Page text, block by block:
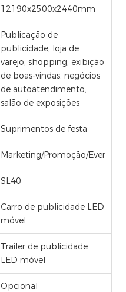
12190x2500x2440mm
Publicação de
publicidade, loja de
varejo, shopping, exibição
de boas-vindas, negócios
de autoatendimento,
salão de exposições
Suprimentos de festa
Marketing/Promoção/Eventos
SL40
Carro de publicidade LED
móvel
Trailer de publicidade
LED móvel
Opcional